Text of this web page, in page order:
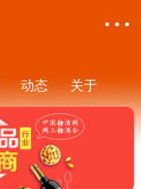
动态 关于